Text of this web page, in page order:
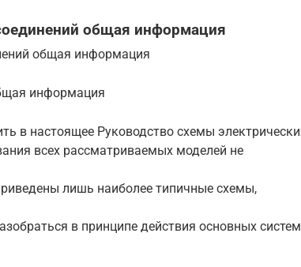
общая информация
общая информация
информация
в настоящее Руководство схемы
всех рассматриваемых моделей не
лишь наиболее типичные схемы,
в принципе действия основных систем